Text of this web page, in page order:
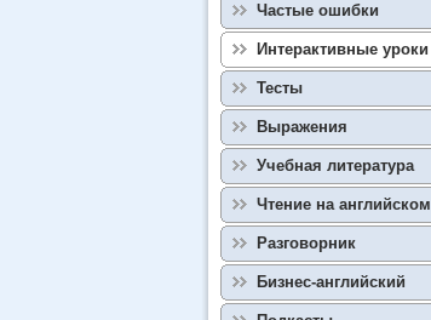
Частые ошибки
Интерактивные уроки
Тесты
Выражения
Учебная литература
Чтение на английском
Разговорник
Бизнес-английский